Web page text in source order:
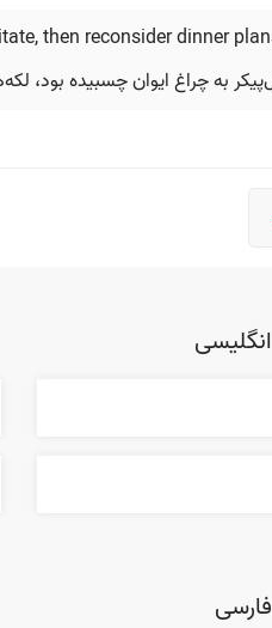
then reconsider dinner
به چراغ ایوان چسبیده بود،